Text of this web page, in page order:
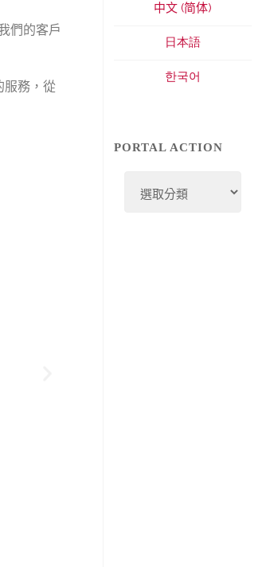
們的客戶
服務，從
中文 (简体)
日本語
한국어
PORTAL ACTION